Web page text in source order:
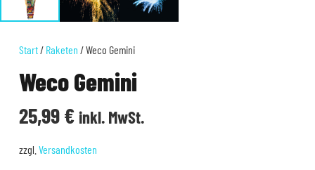
Start / Raketen / Weco Gemini
Weco Gemini
25,99€ inkl. MwSt.
zzgl. Versandkosten